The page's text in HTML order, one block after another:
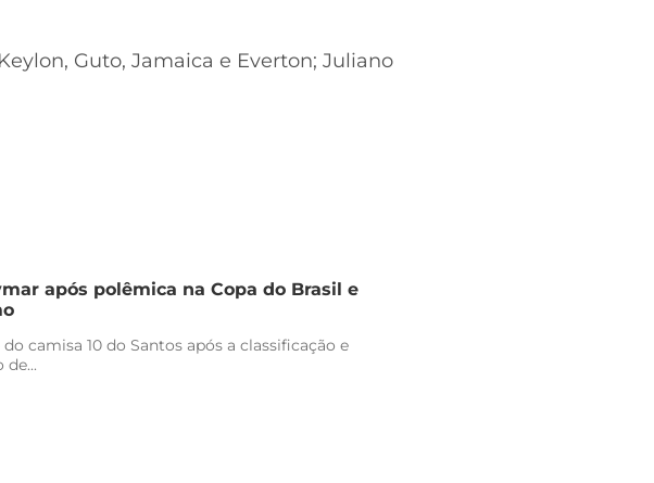
Guto, Jamaica e Everton; Juliano
após polêmica na Copa do Brasil e
camisa 10 do Santos após a classificação e